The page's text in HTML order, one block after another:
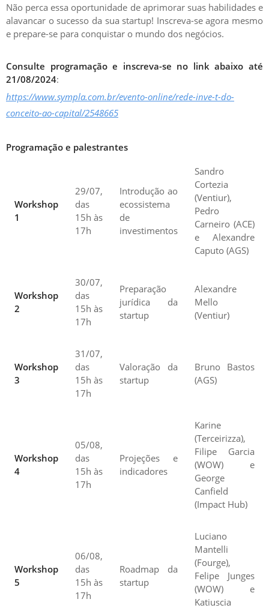
Não perca essa oportunidade de aprimorar suas habilidades e
alavancar o sucesso da sua startup! Inscreva-se agora mesmo
e prepare-se para conquistar o mundo dos negócios.
Consulte programação e inscreva-se no link abaixo até
21/08/2024:
https://www.sympla.com.br/evento-online/rede-inve-t-do-
conceito-ao-capital/2548665
Programação e palestrantes
Workshop
1
29/07,
das
15h às
17h
Introdução ao
ecossistema
de
investimentos
Sandro
Cortezia
(Ventiur),
Pedro
Carneiro (ACE)
e Alexandre
Caputo (AGS)
Workshop
2
30/07,
das
15h às
17h
Preparação
jurídica da
startup
Alexandre
Mello
(Ventiur)
Workshop
3
31/07,
das
15h às
17h
Valoração da
startup
Bruno Bastos
(AGS)
Workshop
4
05/08,
das
15h às
17h
Projeções e
indicadores
Karine
(Terceirizza),
Filipe Garcia
(WOW) e
George
Canfield
(Impact Hub)
Workshop
5
06/08,
das
15h às
17h
Roadmap da
startup
Luciano
Mantelli
(Fourge),
Felipe Junges
(WOW) e
Katiuscia